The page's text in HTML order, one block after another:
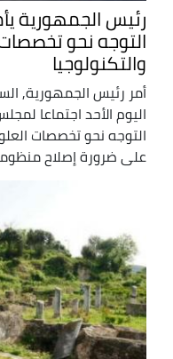
رئيس الجمهورية
التوجه نحو تخصصات
والتكنولوجيا
أمر رئيس الجمهورية,
اليوم الأحد اجتماعا
التوجه نحو تخصصات
على ضرورة إصلاح منظومة